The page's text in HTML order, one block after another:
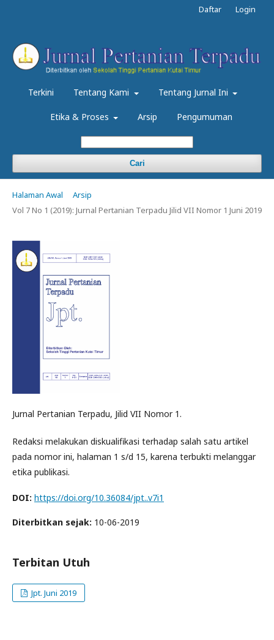
Terkini Tentang Kami Tentang Jurnal Ini
Etika & Proses Arsip Pengumuman
Cari
Daftar Login
Halaman Awal
Arsip
Vol 7 No 1 (2019): Jurnal Pertanian Terpadu Jilid VII Nomor 1 Juni 2019
Jurnal Pertanian Terpadu, Jilid VII Nomor 1.
Redaksi melakukan diskualifikasi terhadap salah satu artikel
pada nomor ini, halaman 1 s/d 15, karena terbukti melanggar
etika publikasi.
DOI: https://doi.org/10.36084/jpt..v7i1
Diterbitkan sejak: 10-06-2019
Terbitan Utuh
Jpt. Juni 2019